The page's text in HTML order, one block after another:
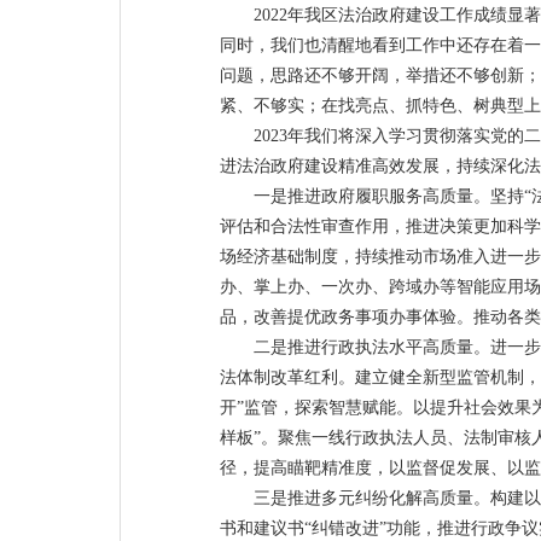
2022年我区法治政府建设工作成绩显
同时，我们也清醒地看到工作中还存在着
问题，思路还不够开阔，举措还不够创新
紧、不够实；在找亮点、抓特色、树典型
2023年我们将深入学习贯彻落实党的
进法治政府建设精准高效发展，持续深化
一是推进政府履职服务高质量。坚持
评估和合法性审查作用，推进决策更加科
场经济基础制度，持续推动市场准入进一
办、掌上办、一次办、跨域办等智能应用
品，改善提优政务事项办事体验。推动各
二是推进行政执法水平高质量。进一
法体制改革红利。建立健全新型监管机制
开”监管，探索智慧赋能。以提升社会效
样板”。聚焦一线行政执法人员、法制审
径，提高瞄靶精准度，以监督促发展、以
三是推进多元纠纷化解高质量。构建
书和建议书“纠错改进”功能，推进行政争